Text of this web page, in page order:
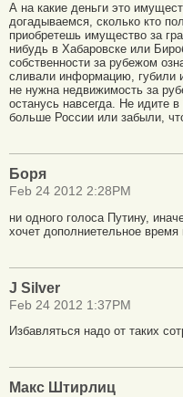
А на какие деньги это
догадываемся, сколько кто
приобретешь имущество за
нибудь в Хабаровске или
собственности за рубежом
сливали информацию, губили
не нужна недвижимость за
останусь навсегда. Не идите
больше России или забыли,
Боря
Feb 24 2012 2:28PM
ни одного голоса Путину,
хочет дополниетельное время
J Silver
Feb 24 2012 1:37PM
Избавляться надо от таких
Макс Штирлиц